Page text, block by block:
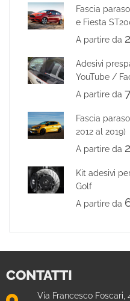
Fascia
e Fiesta
A partire da
Adesivi
YouTube /
A partire da
Fascia
2012 al 2019)
A partire da
Kit adesivi
Golf
A partire da
CONTATTI
Via Francesco Foscari,